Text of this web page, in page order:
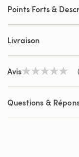
Points Forts &
Livraison
AvisAucune
de
notation
Lien
la
Questions &